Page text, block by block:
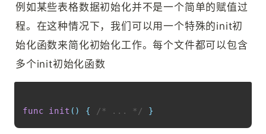
例如某些表格数据初始化并不是一个简单的赋值过
程。在这种情况下，我们可以用一个特殊的init初
始化函数来简化初始化工作。每个文件都可以包含
多个init初始化函数
func init ( ) { /* ... */ }